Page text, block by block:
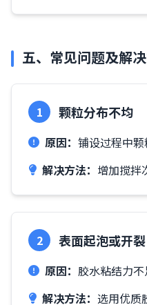
五、常见问题及解
1 颗粒分布不均
原因： 铺设过程中颗
解决方法： 增加搅拌
2 表面起泡或开裂
原因： 胶水粘结力不
解决方法： 选用优质